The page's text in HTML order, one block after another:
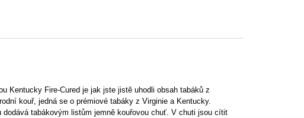
Kentucky Fire-Cured je jak jste jistě uhodli obsah tabáků z
kouř, jedná se o prémiové tabáky z Virginie a Kentucky.
tabákovým listům jemně kouřovou chuť. V chuti jsou cítit